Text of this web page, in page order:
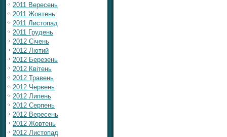
2011 Вересень
2011 Жовтень
2011 Листопад
2011 Грудень
2012 Січень
2012 Лютий
2012 Березень
2012 Квітень
2012 Травень
2012 Червень
2012 Липень
2012 Серпень
2012 Вересень
2012 Жовтень
2012 Листопад